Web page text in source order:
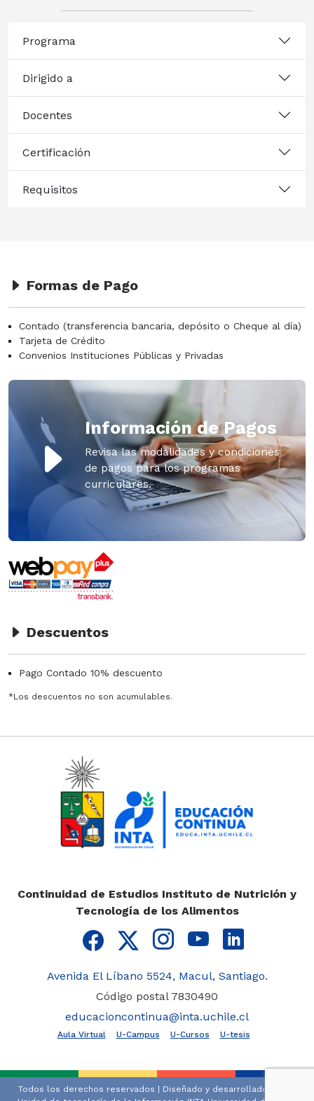
Programa
Dirigido a
Docentes
Certificación
Requisitos
Formas de Pago
Contado (transferencia bancaria, depósito o Cheque al día)
Tarjeta de Crédito
Convenios Instituciones Públicas y Privadas
Información de Pagos
Revisa las modalidades y condiciones
de pagos para los programas
curriculares.
Descuentos
Pago Contado 10% descuento
*Los descuentos no son acumulables.
Continuidad de Estudios Instituto de Nutrición y
Tecnología de los Alimentos
Avenida El Líbano 5524, Macul, Santiago.
Código postal 7830490
educacioncontinua@inta.uchile.cl
Aula Virtual U-Campus U-Cursos U-tesis
Todos los derechos reservados | Diseñado y desarrollado por la